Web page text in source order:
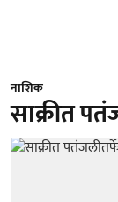
नाशिक
साक्रीत